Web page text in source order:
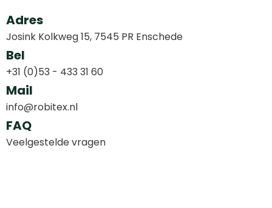
Adres
Josink Kolkweg 15, 7545 PR Enschede
Bel
+31 (0)53 - 433 31 60
Mail
info@robitex.nl
FAQ
Veelgestelde vragen